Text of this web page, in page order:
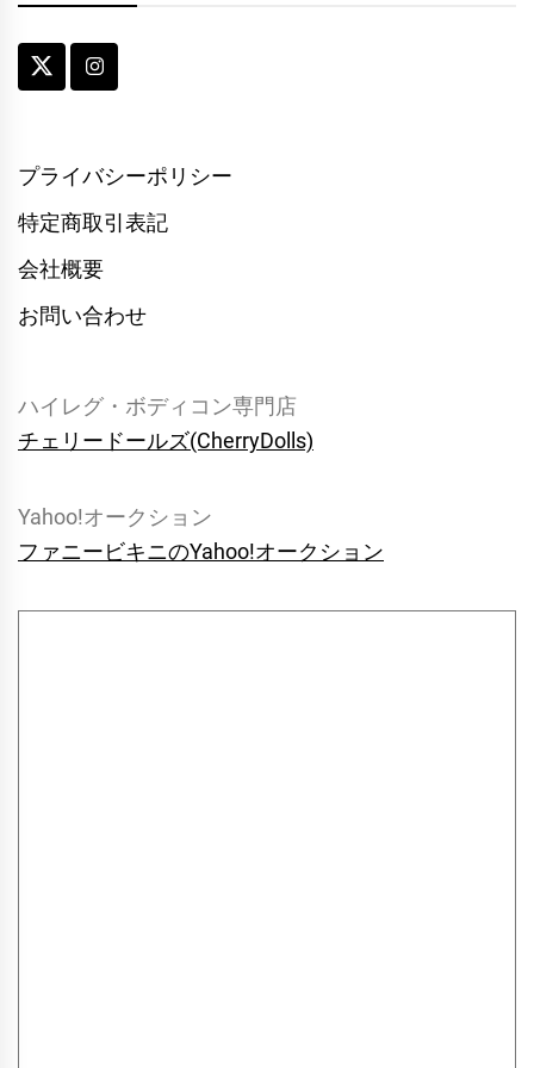
プライバシーポリシー
特定商取引表記
会社概要
お問い合わせ
ハイレグ・ボディコン専門店
チェリードールズ(CherryDolls)
Yahoo!オークション
ファニービキニのYahoo!オークション